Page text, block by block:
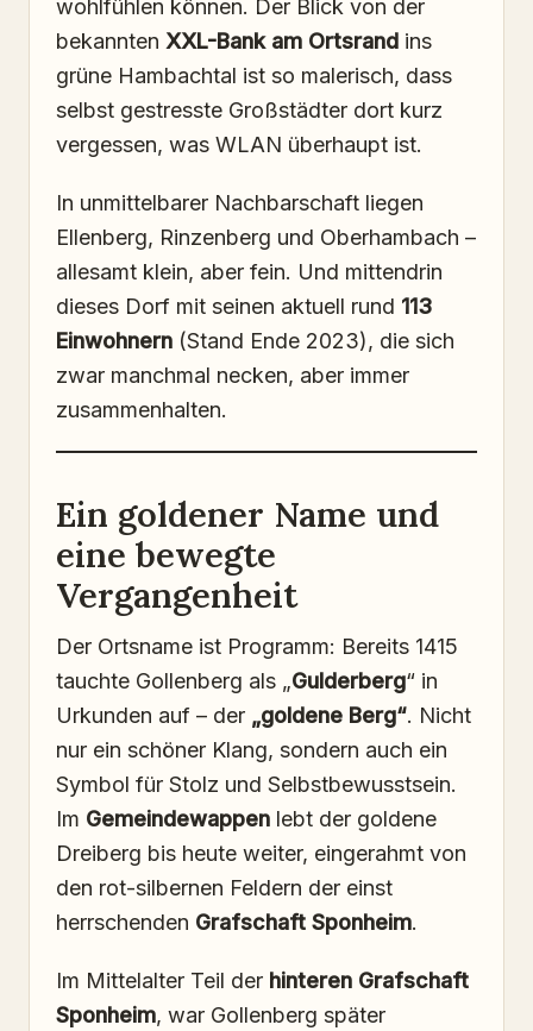
wohlfühlen können. Der Blick von der
bekannten XXL-Bank am Ortsrand ins
grüne Hambachtal ist so malerisch, dass
selbst gestresste Großstädter dort kurz
vergessen, was WLAN überhaupt ist.
In unmittelbarer Nachbarschaft liegen
Ellenberg, Rinzenberg und Oberhambach –
allesamt klein, aber fein. Und mittendrin
dieses Dorf mit seinen aktuell rund 113
Einwohnern (Stand Ende 2023), die sich
zwar manchmal necken, aber immer
zusammenhalten.
Ein goldener Name und
eine bewegte
Vergangenheit
Der Ortsname ist Programm: Bereits 1415
tauchte Gollenberg als „Gulderberg“ in
Urkunden auf – der „goldene Berg“. Nicht
nur ein schöner Klang, sondern auch ein
Symbol für Stolz und Selbstbewusstsein.
Im Gemeindewappen lebt der goldene
Dreiberg bis heute weiter, eingerahmt von
den rot-silbernen Feldern der einst
herrschenden Grafschaft Sponheim.
Im Mittelalter Teil der hinteren Grafschaft
Sponheim, war Gollenberg später